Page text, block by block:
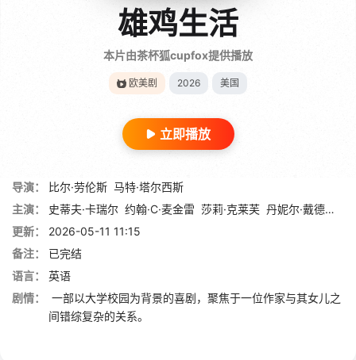
雄鸡生活
本片由茶杯狐cupfox提供播放
欧美剧 2026 美国
立即播放
导演： 比尔·劳伦斯 马特·塔尔西斯
主演：
史蒂夫·卡瑞尔 约翰·C·麦金雷 莎莉·克莱芙 丹妮尔·戴德怀勒
更新：
2026-05-11 11:15
备注：
已完结
语言：
英语
剧情：
一部以大学校园为背景的喜剧，聚焦于一位作家与其女儿之
间错综复杂的关系。